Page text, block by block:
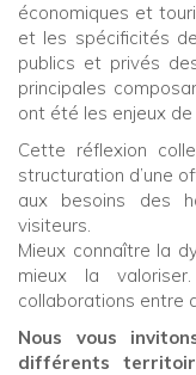
économiques et
et les spécificités
publics et privés
principales
ont été les enjeux
Cette réflexion
structuration d’une
aux besoins des
visiteurs.
Mieux connaître la
mieux la
collaborations entre
Nous vous
différents